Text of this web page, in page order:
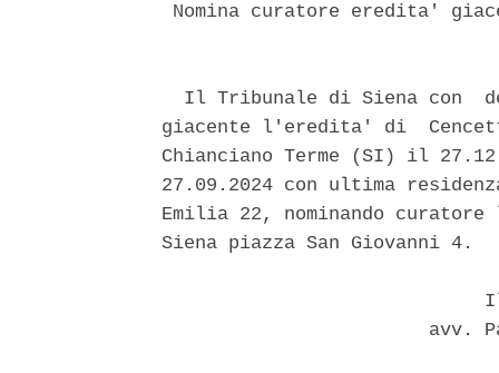
Nomina curatore eredita'
Il Tribunale di Siena con
giacente l'eredita' di  Cencetti
Chianciano Terme (SI) il
27.09.2024 con ultima
Emilia 22, nominando
Siena piazza San Giovanni 4.
avv.